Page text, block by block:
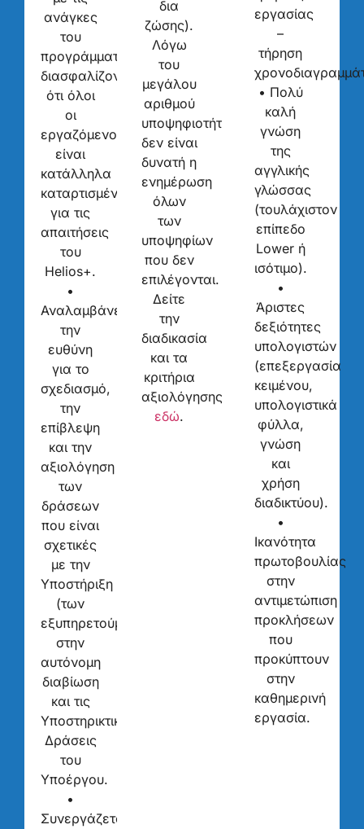
ανάγκες
του
προγράμματος,
διασφαλίζοντας
ότι όλοι
οι
εργαζόμενοι
είναι
κατάλληλα
καταρτισμένοι
για τις
απαιτήσεις
του
Helios+.
•
Αναλαμβάνει
την
ευθύνη
για το
σχεδιασμό,
την
επίβλεψη
και την
αξιολόγηση
των
δράσεων
που είναι
σχετικές
με την
Υποστήριξη
(των
εξυπηρετούμενων)
στην
αυτόνομη
διαβίωση
και τις
Υποστηρικτικές
Δράσεις
του
Υποέργου.
•
Συνεργάζεται
δια
ζώσης).
Λόγω
του
μεγάλου
αριθμού
υποψηφιοτήτων
δεν είναι
δυνατή η
ενημέρωση
όλων
των
υποψηφίων
που δεν
επιλέγονται.
Δείτε
την
διαδικασία
και τα
κριτήρια
αξιολόγησης
εδώ.
εργασίας
–
τήρηση
• Πολύ
καλή
γνώση
της
αγγλικής
γλώσσας
(τουλάχιστον
επίπεδο
Lower ή
ισότιμο).
•
Άριστες
δεξιότητες
υπολογιστών
(επεξεργασία
κειμένου,
υπολογιστικά
φύλλα,
γνώση
και
χρήση
διαδικτύου).
•
Ικανότητα
πρωτοβουλίας
στην
αντιμετώπιση
προκλήσεων
που
προκύπτουν
στην
καθημερινή
εργασία.